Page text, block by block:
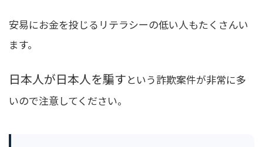
安易にお金を投じるリテラシーの低い人もたくさんい
ます。
日本人が日本人を騙すという詐欺案件が非常に多
いので注意してください。